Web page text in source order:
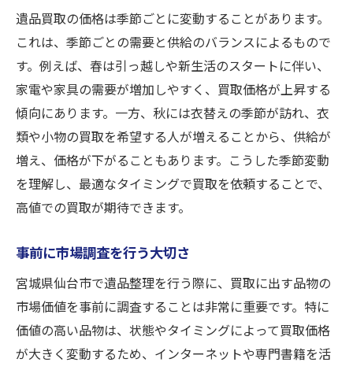
遺品買取の価格は季節ごとに変動することがあります。
これは、季節ごとの需要と供給のバランスによるもので
す。例えば、春は引っ越しや新生活のスタートに伴い、
家電や家具の需要が増加しやすく、買取価格が上昇する
傾向にあります。一方、秋には衣替えの季節が訪れ、衣
類や小物の買取を希望する人が増えることから、供給が
増え、価格が下がることもあります。こうした季節変動
を理解し、最適なタイミングで買取を依頼することで、
高値での買取が期待できます。
事前に市場調査を行う大切さ
宮城県仙台市で遺品整理を行う際に、買取に出す品物の
市場価値を事前に調査することは非常に重要です。特に
価値の高い品物は、状態やタイミングによって買取価格
が大きく変動するため、インターネットや専門書籍を活